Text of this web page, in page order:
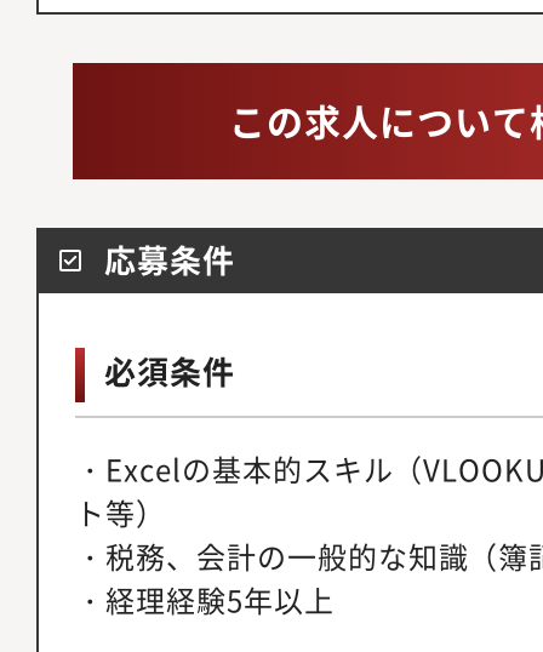
この求人につい
応募条件
必須条件
・Excelの基本的スキル（
ト等）
・税務、会計の一般的な知識（
・経理経験5年以上